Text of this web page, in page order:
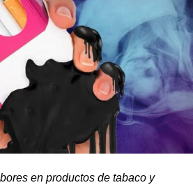
en productos de tabaco y